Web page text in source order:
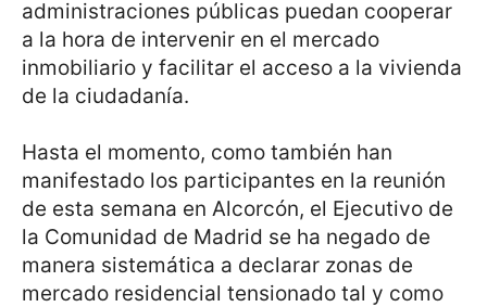
administraciones públicas puedan cooperar
a la hora de intervenir en el mercado
inmobiliario y facilitar el acceso a la vivienda
de la ciudadanía.
Hasta el momento, como también han
manifestado los participantes en la reunión
de esta semana en Alcorcón, el Ejecutivo de
la Comunidad de Madrid se ha negado de
manera sistemática a declarar zonas de
mercado residencial tensionado tal y como